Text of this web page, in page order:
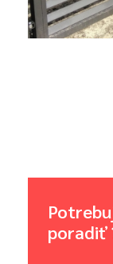
poradiť